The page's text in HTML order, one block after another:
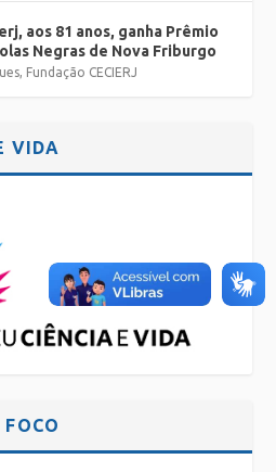
aos 81 anos, ganha Prêmio
Negras de Nova Friburgo
, Fundação CECIERJ
VIDA